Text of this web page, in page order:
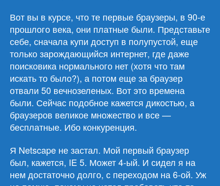
Вот вы в курсе, что те первые браузеры, в 90-е
прошлого века, они платные были. Представьте
себе, сначала купи доступ в полупустой, еще
только зарождающийся интернет, где даже
поисковика нормального нет (хотя что там
искать то было?), а потом еще за браузер
отвали 50 вечнозеленых. Вот это времена
были. Сейчас подобное кажется дикостью, а
браузеров великое множество и все —
бесплатные. Ибо конкуренция.
Я Netscape не застал. Мой первый браузер
был, кажется, IE 5. Может 4-ый. И сидел я на
нем достаточно долго, с переходом на 6-ой. Уж